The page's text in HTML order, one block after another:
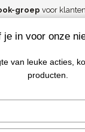
groep voor
je in voor onze
van leuke acties,
producten.